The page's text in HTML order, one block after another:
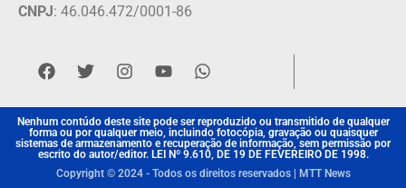
CNPJ: 46.046.472/0001-86
Nenhum contúdo deste site pode ser reproduzido ou transmitido de qualquer
forma ou por qualquer meio, incluindo fotocópia, gravação ou quaisquer
sistemas de armazenamento e recuperação de informação, sem permissão por
escrito do autor/editor. LEI Nº 9.610, DE 19 DE FEVEREIRO DE 1998.
Copyright © 2024 - Todos os direitos reservados | MTT News